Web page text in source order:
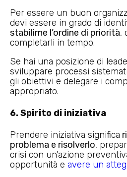
Per essere un buon
devi essere in grado di
stabilirne l’ordine di priorità,
completarli in tempo.
Se hai una posizione di
sviluppare processi
gli obiettivi e delegare i
appropriato.
6. Spirito di iniziativa
Prendere iniziativa significa
problema e risolverlo,
crisi con un’azione
opportunità e avere un